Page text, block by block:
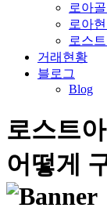
로아
로아
로스
거래현황
블로그
Blog
로스트
어떻게